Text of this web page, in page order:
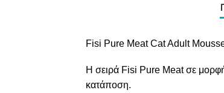
Fisi Pure Meat Cat Adult
Η σειρά Fisi Pure Meat σε
κατάποση.